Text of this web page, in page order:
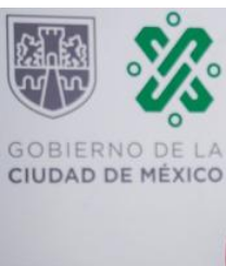
i
o
n
e
s
d
e
c
o
r